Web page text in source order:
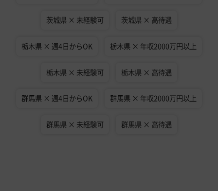
茨城県 × 未経験可 茨城県 × 高待遇
栃木県 × 週4日からOK 栃木県 × 年収2000万円以上
栃木県 × 未経験可 栃木県 × 高待遇
群馬県 × 週4日からOK 群馬県 × 年収2000万円以上
群馬県 × 未経験可 群馬県 × 高待遇